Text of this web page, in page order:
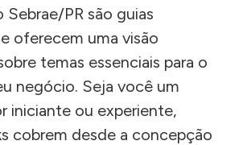
Sebrae/PR são guias
oferecem uma visão
temas essenciais para o
negócio. Seja você um
iniciante ou experiente,
cobrem desde a concepção